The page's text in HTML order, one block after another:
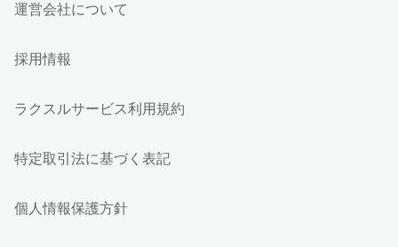
運営会社について
採用情報
ラクスルサービス利用規約
特定取引法に基づく表記
個人情報保護方針